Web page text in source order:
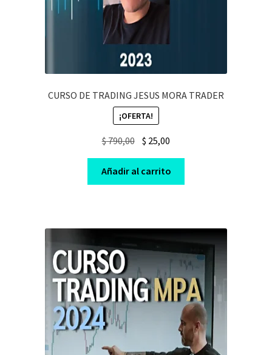
CURSO DE TRADING JESUS MORA TRADER
¡OFERTA!
$790,00 Original
was:
$ 790,00.
$ 25,00
is:
$ 25,00.
Añadir al carrito